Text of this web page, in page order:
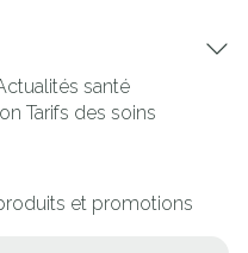
santé
Tarifs des soins
et promotions